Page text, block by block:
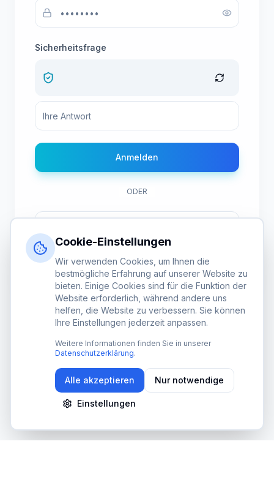
Sicherheitsfrage
Anmelden
ODER
Noch kein Konto? Jetzt registrieren
DSGVO-konform SSL-verschlüsselt Made in Germany
Cookie-Einstellungen
Wir verwenden Cookies, um Ihnen die
bestmögliche Erfahrung auf unserer Website zu
bieten. Einige Cookies sind für die Funktion der
Website erforderlich, während andere uns
helfen, die Website zu verbessern. Sie können
Ihre Einstellungen jederzeit anpassen.
Weitere Informationen finden Sie in unserer
Datenschutzerklärung.
Alle akzeptieren Nur notwendige
Einstellungen